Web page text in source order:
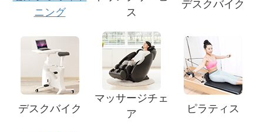
ニング
ス
デスクバイク
デスクバイク
マッサージチェ
ア
ピラティス